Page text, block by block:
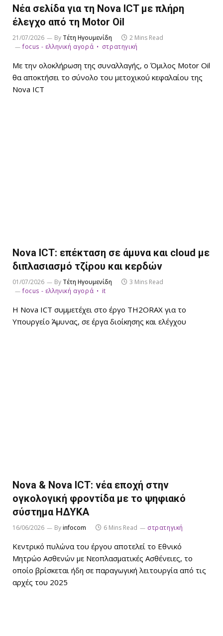
Νέα σελίδα για τη Nova ICT με πλήρη
έλεγχο από τη Motor Oil
21/07/2026 By Τέτη Ηγουμενίδη
2 Mins Read
focus - ελληνική αγορά
στρατηγική
Με την ολοκλήρωση της συναλλαγής, ο Όμιλος Motor Oil
θα αποκτήσει το σύνολο του μετοχικού κεφαλαίου της
Nova ICT
Nova ICT: επέκταση σε άμυνα και cloud με
διπλασιασμό τζίρου και κερδών
01/07/2026 By Τέτη Ηγουμενίδη
3 Mins Read
focus - ελληνική αγορά
it
Η Nova ICT συμμετέχει στο έργο TH2ORAX για το
Υπουργείο Άμυνας, σε έργα διοίκησης και ελέγχου
Nova & Nova ICT: νέα εποχή στην
ογκολογική φροντίδα με το ψηφιακό
σύστημα ΗΔΥΚΑ
16/06/2026 Byinfocom 6 Mins Read στρατηγική
Κεντρικό πυλώνα του έργου αποτελεί το Εθνικό
Μητρώο Ασθενών με Νεοπλασματικές Ασθένειες, το
οποίο βρίσκεται ήδη σε παραγωγική λειτουργία από τις
αρχές του 2025